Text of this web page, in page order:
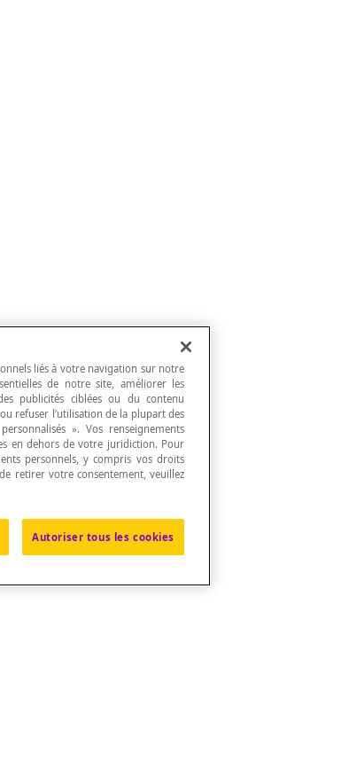
liés à votre navigation sur notre
de notre site, améliorer les
publicités ciblées ou du contenu
refuser l’utilisation de la plupart des
». Vos renseignements
en dehors de votre juridiction. Pour
personnels, y compris vos droits
retirer votre consentement, veuillez
Autoriser tous les cookies